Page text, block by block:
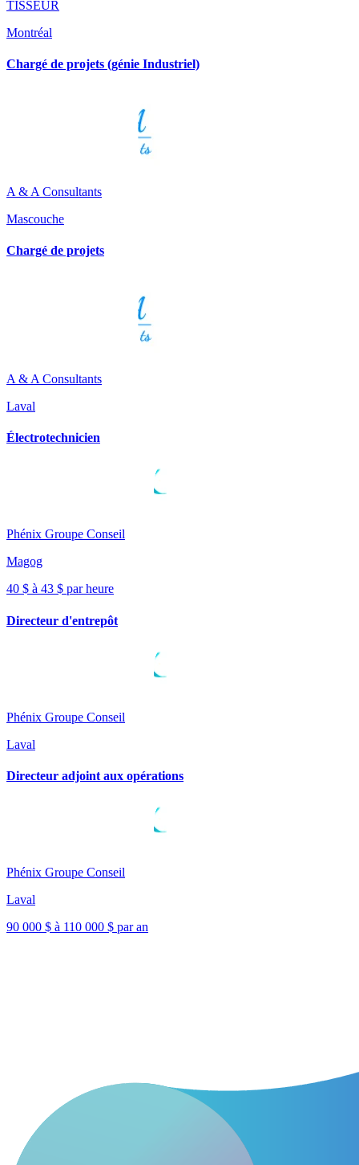
TISSEUR
Montréal
Chargé de projets (génie Industriel)
A & A Consultants
Mascouche
Chargé de projets
A & A Consultants
Laval
Électrotechnicien
Phénix Groupe Conseil
Magog
40 $ à 43 $ par heure
Directeur d'entrepôt
Phénix Groupe Conseil
Laval
Directeur adjoint aux opérations
Phénix Groupe Conseil
Laval
90 000 $ à 110 000 $ par an